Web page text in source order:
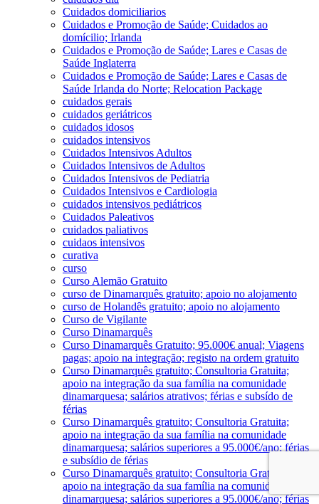
Cuidados domiciliarios
Cuidados e Promoção de Saúde; Cuidados ao
domícilio; Irlanda
Cuidados e Promoção de Saúde; Lares e Casas de
Saúde Inglaterra
Cuidados e Promoção de Saúde; Lares e Casas de
Saúde Irlanda do Norte; Relocation Package
cuidados gerais
cuidados geriátricos
cuidados idosos
cuidados intensivos
Cuidados Intensivos Adultos
Cuidados Intensivos de Adultos
Cuidados Intensivos de Pediatria
Cuidados Intensivos e Cardiologia
cuidados intensivos pediátricos
Cuidados Paleativos
cuidados paliativos
cuidaos intensivos
curativa
curso
Curso Alemão Gratuito
curso de Dinamarquês gratuito; apoio no alojamento
curso de Holandês gratuito; apoio no alojamento
Curso de Vigilante
Curso Dinamarquês
Curso Dinamarquês Gratuito; 95.000€ anual; Viagens
pagas; apoio na integração; registo na ordem gratuito
Curso Dinamarquês gratuito; Consultoria Gratuita;
apoio na integração da sua família na comunidade
dinamarquesa; salários atrativos; férias e subsído de
férias
Curso Dinamarquês gratuito; Consultoria Gratuita;
apoio na integração da sua família na comunidade
dinamarquesa; salários superiores a 95.000€/ano; férias
e subsídio de férias
Curso Dinamarquês gratuito; Consultoria Gratuita;
apoio na integração da sua família na comunidade
dinamarquesa; salários superiores a 95.000€/ano; férias